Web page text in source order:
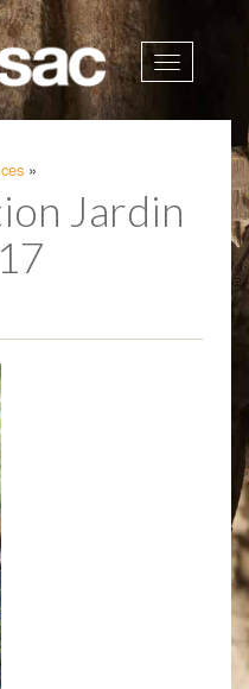
Afficher
»
Jardin